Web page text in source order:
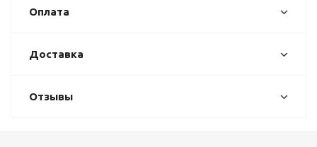
Оплата
Доставка
Отзывы